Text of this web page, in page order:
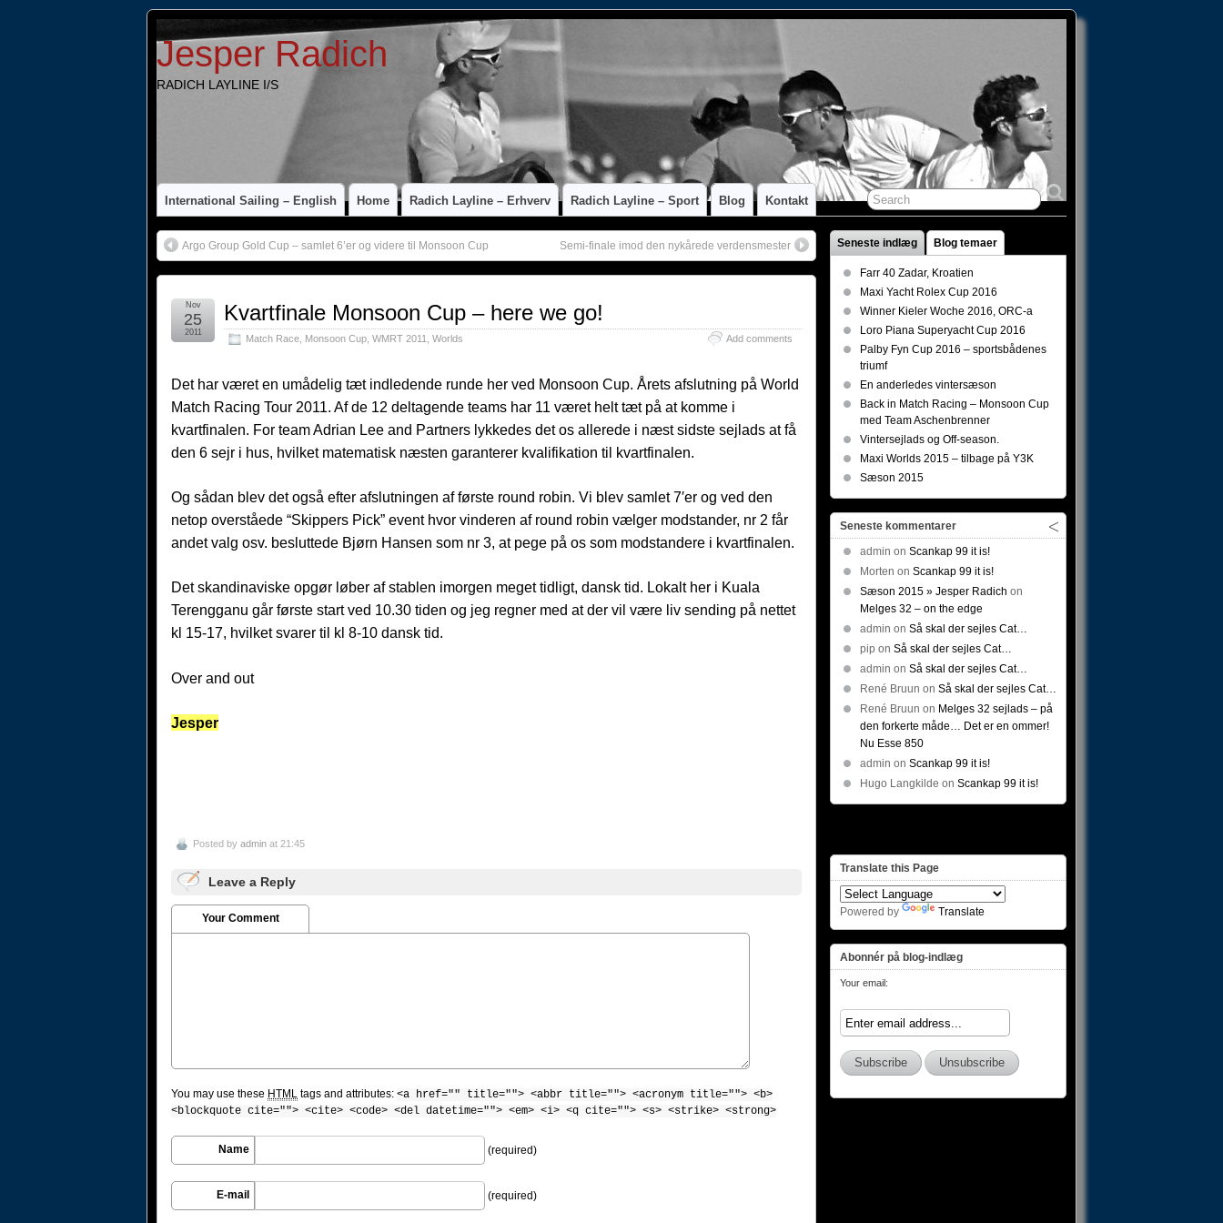
Jesper Radich
RADICH LAYLINE I/S
International Sailing – English Home Radich Layline – Erhverv Radich Layline – Sport Blog Kontakt
Argo Group Gold Cup – samlet 6’er og videre til Monsoon Cup Semi-finale imod den nykårede verdensmester
Kvartfinale Monsoon Cup – here we go!
Match Race Monsoon Cup WMRT 2011 Worlds Add comments
Nov
25
2011
Det har været en umådelig tæt indledende runde her ved Monsoon Cup. Årets afslutning på World
Match Racing Tour 2011. Af de 12 deltagende teams har 11 været helt tæt på at komme i
kvartfinalen. For team Adrian Lee and Partners lykkedes det os allerede i næst sidste sejlads at få
den 6 sejr i hus, hvilket matematisk næsten garanterer kvalifikation til kvartfinalen.
Og sådan blev det også efter afslutningen af første round robin. Vi blev samlet 7′er og ved den
netop overståede “Skippers Pick” event hvor vinderen af round robin vælger modstander, nr 2 får
andet valg osv. besluttede Bjørn Hansen som nr 3, at pege på os som modstandere i kvartfinalen.
Det skandinaviske opgør løber af stablen imorgen meget tidligt, dansk tid. Lokalt her i Kuala
Terengganu går første start ved 10.30 tiden og jeg regner med at der vil være liv sending på nettet
kl 15-17, hvilket svarer til kl 8-10 dansk tid.
Over and out
Jesper
Posted by admin at 21:45
Leave a Reply
Your Comment
You may use these HTML tags and attributes: <a href="" title=""> <abbr title=""> <acronym title=""> <b>
<blockquote cite=""> <cite> <code> <del datetime=""> <em> <i> <q cite=""> <s> <strike> <strong>
Name (required)
E-mail (required)
Seneste indlæg Blog temaer
Farr 40 Zadar, Kroatien
Maxi Yacht Rolex Cup 2016
Winner Kieler Woche 2016, ORC-a
Loro Piana Superyacht Cup 2016
Palby Fyn Cup 2016 – sportsbådenes
triumf
En anderledes vintersæson
Back in Match Racing – Monsoon Cup
med Team Aschenbrenner
Vintersejlads og Off-season.
Maxi Worlds 2015 – tilbage på Y3K
Sæson 2015
Seneste kommentarer
admin on Scankap 99 it is!
Morten on Scankap 99 it is!
Sæson 2015 » Jesper Radich on
Melges 32 – on the edge
admin on Så skal der sejles Cat…
pip on Så skal der sejles Cat…
admin on Så skal der sejles Cat…
René Bruun on Så skal der sejles Cat…
René Bruun on Melges 32 sejlads – på
den forkerte måde… Det er en ommer!
Nu Esse 850
admin on Scankap 99 it is!
Hugo Langkilde on Scankap 99 it is!
Translate this Page
Powered by Translate
Abonnér på blog-indlæg
Your email: